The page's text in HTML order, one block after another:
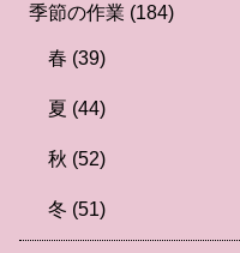
季節の作業 (184)
春 (39)
夏 (44)
秋 (52)
冬 (51)